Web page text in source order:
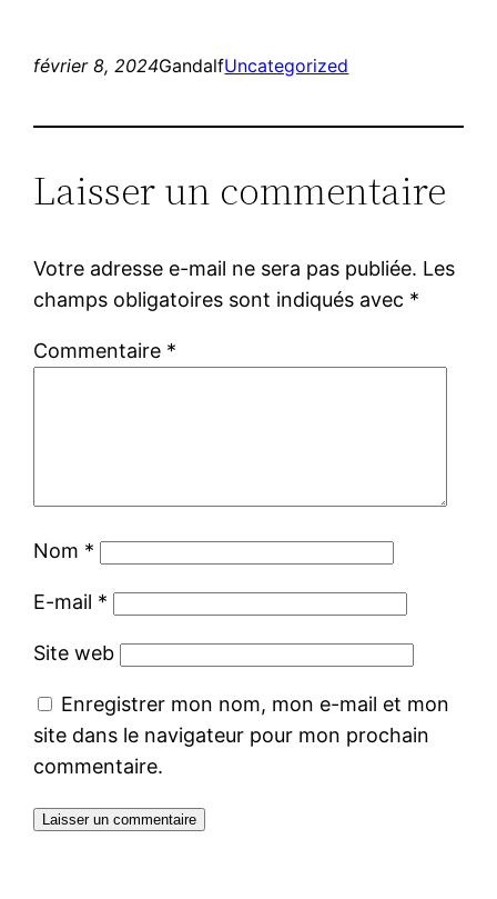
février 8, 2024GandalfUncategorized
Laisser un commentaire
Votre adresse e-mail ne sera pas publiée. Les
champs obligatoires sont indiqués avec *
Commentaire *
Nom *
E-mail *
Site web
Enregistrer mon nom, mon e-mail et mon
site dans le navigateur pour mon prochain
commentaire.